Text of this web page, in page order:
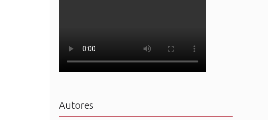
Autores